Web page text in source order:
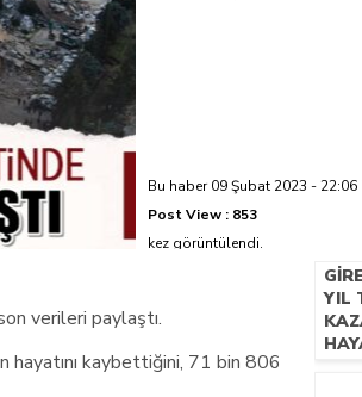
Bu haber 09 Şubat 2023 -
Post View : 853
kez görüntülendi.
verileri paylaştı.
hayatını kaybettiğini, 71 bin 806
YIL